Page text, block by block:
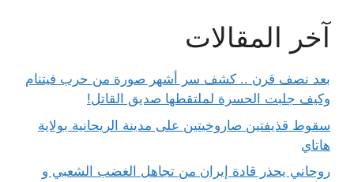
آخر المقالات
بعد نصف قرن .. كشف سر أشهر صورة من حرب فيتنام
وكيف جلبت الحسرة لملتقطها صديق القاتل!
سقوط قذيفتين صاروخيتين على مدينة الريحانية بولاية
هاتاي
روحاني يحذر قادة إيران من تجاهل الغضب الشعبي و